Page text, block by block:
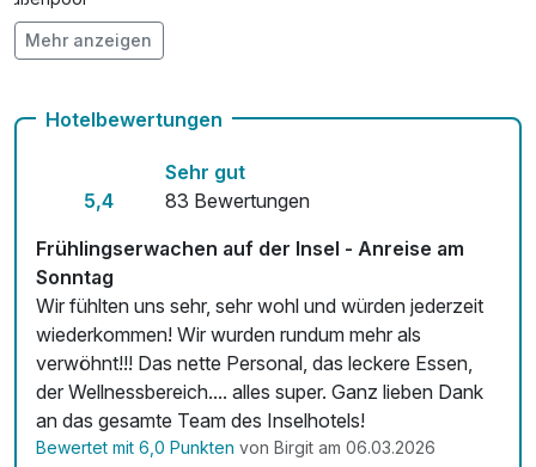
Vielseitiger Wellnessbereich
Fahrradverleih
Fitnessgeräte stehen bereit
Kostenloses W-LAN
Zimmerservice verfügbar
Mit Hotelbar
Mehr anzeigen
Hotelbewertungen
5,4
Sehr gut
83 Bewertungen
Frühlingserwachen auf der Insel - Anreise am
Sonntag
Wir fühlten uns sehr, sehr wohl und würden jederzeit
wiederkommen! Wir wurden rundum mehr als
verwöhnt!!! Das nette Personal, das leckere Essen,
der Wellnessbereich.... alles super. Ganz lieben Dank
an das gesamte Team des Inselhotels!
Bewertet mit 6,0 Punkten von Birgit am 06.03.2026